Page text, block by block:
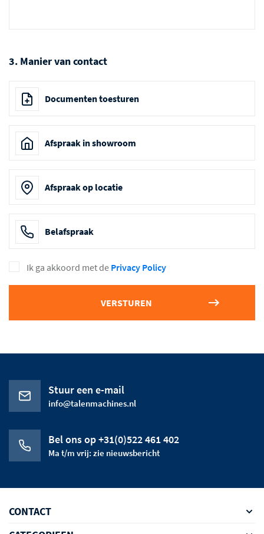
3. Manier van contact
Documenten toesturen
Afspraak in showroom
Afspraak op locatie
Belafspraak
Ik ga akkoord met de Privacy Policy
Stuur een e-mail
info@talenmachines.nl
Bel ons op +31(0)522 461 402
Ma t/m vrij: zie nieuwsbericht
CONTACT